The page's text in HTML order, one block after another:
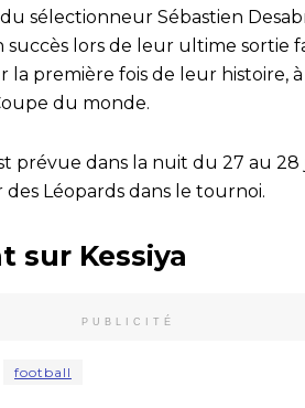
sélectionneur Sébastien
lors de leur ultime sortie
première fois de leur histoire, à
du monde.
prévue dans la nuit du 27 au 28
Léopards dans le tournoi.
sur Kessiya
PUBLICITÉ
football